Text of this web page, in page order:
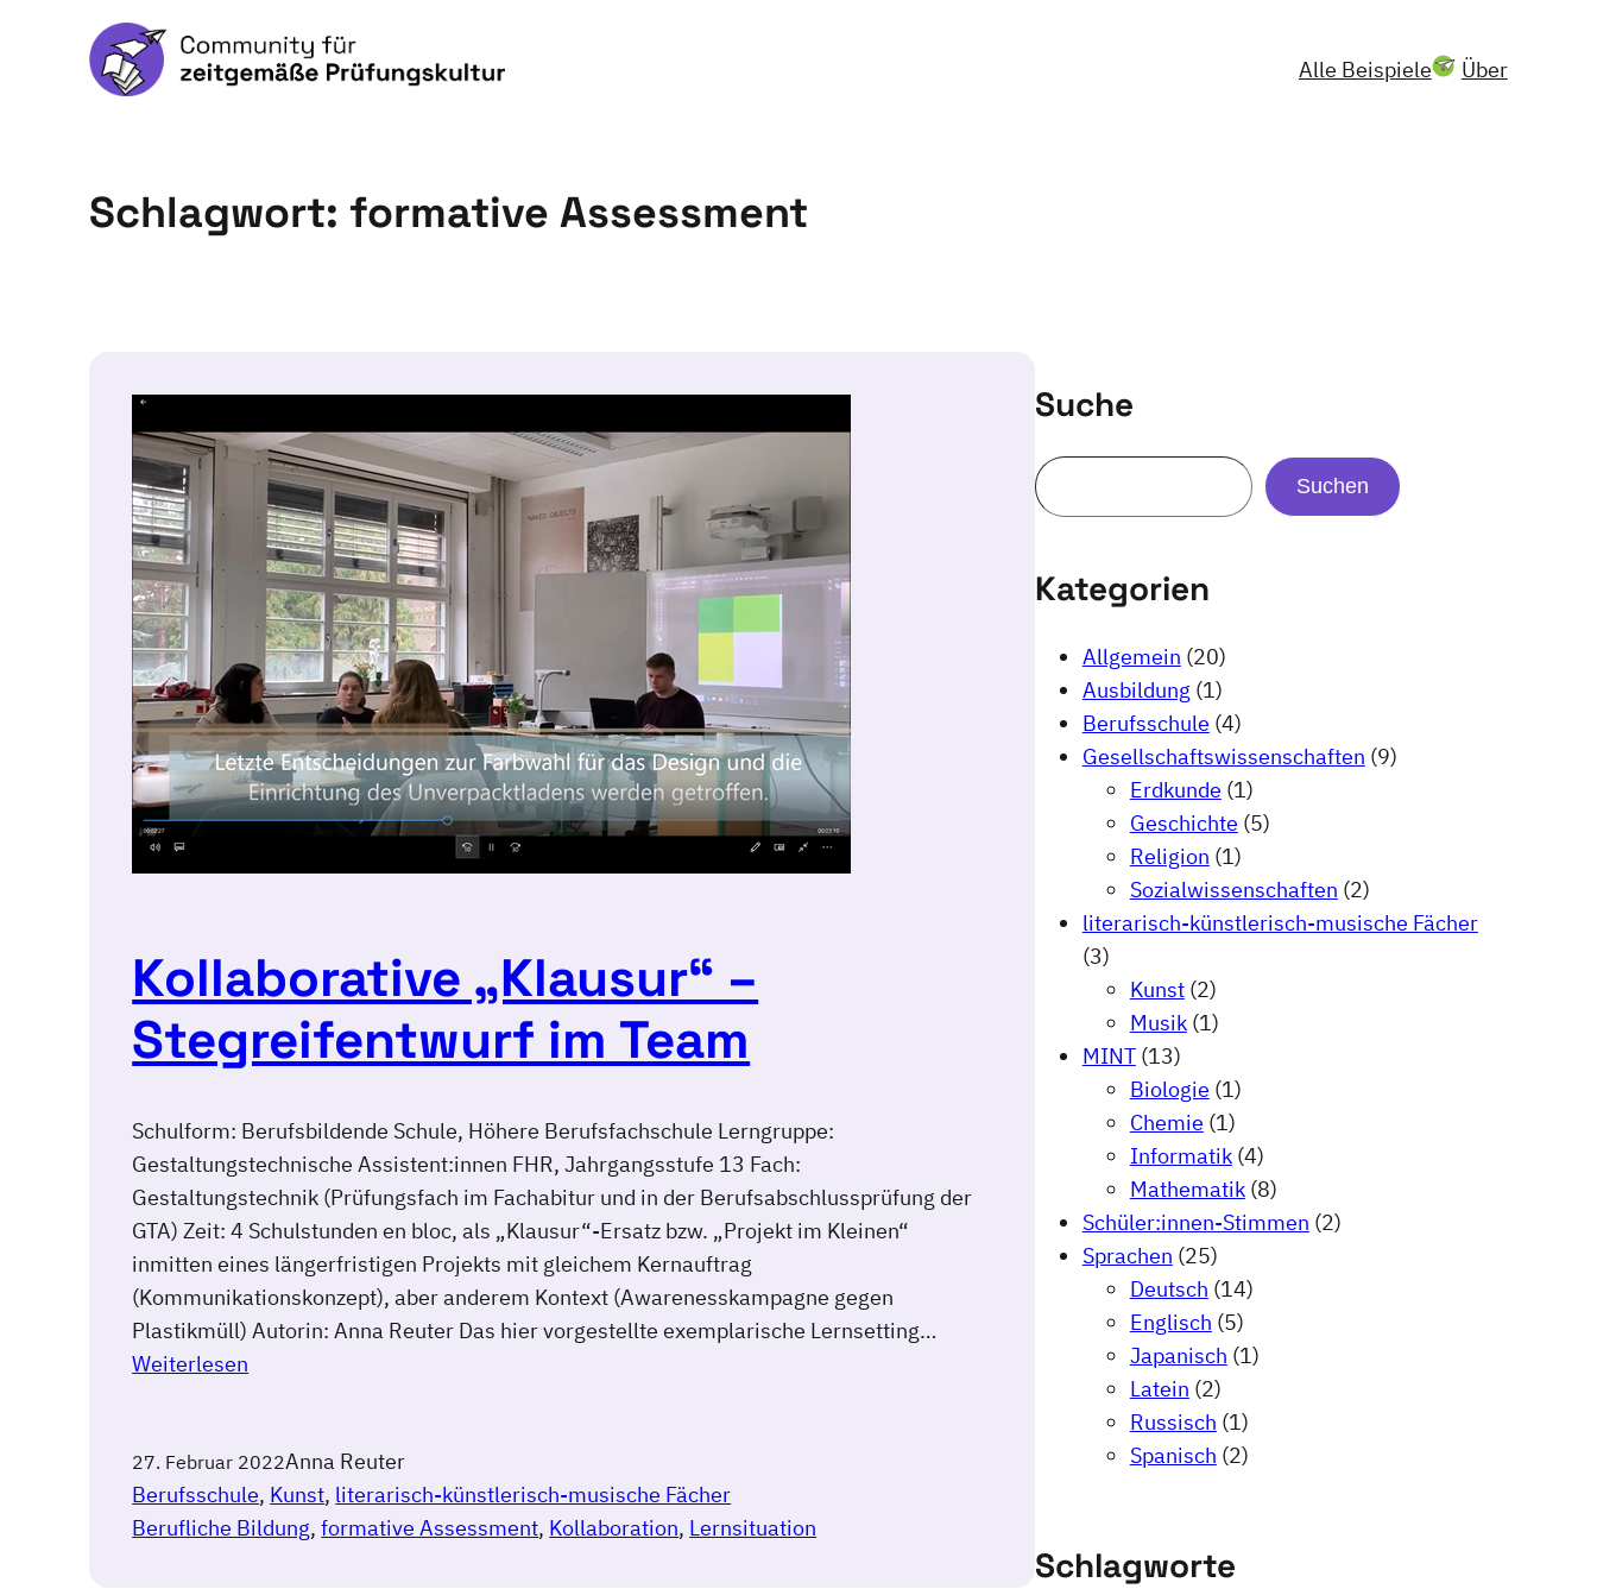
Alle Beispiele Über
Schlagwort: formative Assessment
Kollaborative „Klausur“ –
Stegreifentwurf im Team
Schulform: Berufsbildende Schule, Höhere Berufsfachschule Lerngruppe:
Gestaltungstechnische Assistent:innen FHR, Jahrgangsstufe 13 Fach:
Gestaltungstechnik (Prüfungsfach im Fachabitur und in der Berufsabschlussprüfung der
GTA) Zeit: 4 Schulstunden en bloc, als „Klausur“-Ersatz bzw. „Projekt im Kleinen“
inmitten eines längerfristigen Projekts mit gleichem Kernauftrag
(Kommunikationskonzept), aber anderem Kontext (Awarenesskampagne gegen
Plastikmüll) Autorin: Anna Reuter Das hier vorgestellte exemplarische Lernsetting…
Weiterlesen
27. Februar 2022Anna Reuter
Berufsschule, Kunst, literarisch-künstlerisch-musische Fächer
Berufliche Bildung, formative Assessment, Kollaboration, Lernsituation
Suche
Suchen
Kategorien
Allgemein (20)
Ausbildung (1)
Berufsschule (4)
Gesellschaftswissenschaften (9)
Erdkunde (1)
Geschichte (5)
Religion (1)
Sozialwissenschaften (2)
literarisch-künstlerisch-musische Fächer
(3)
Kunst(2)
Musik(1)
MINT(13)
Biologie (1)
Chemie (1)
Informatik(4)
Mathematik(8)
Schüler:innen-Stimmen (2)
Sprachen (25)
Deutsch (14)
Englisch (5)
Japanisch (1)
Latein (2)
Russisch (1)
Spanisch (2)
Schlagworte